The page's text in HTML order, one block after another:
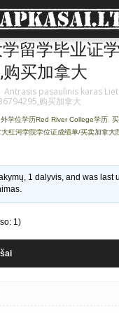
留学毕业证
购买加拿大
Antrasis pasaulinis karas
购买加拿大
学位学历Red River College学历
大红河学院学位证成绩单/买卖加拿大
1 dalyvis, and was last
.
1)